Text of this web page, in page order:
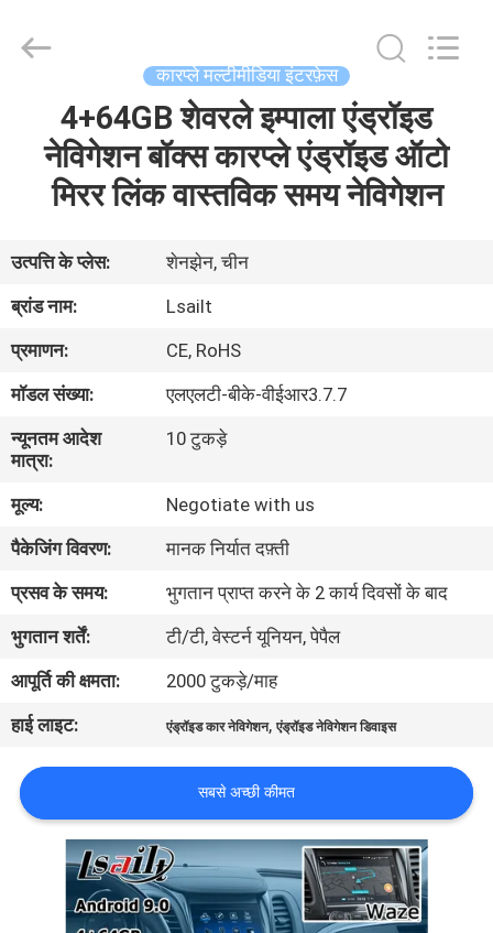
उत्पादों
वीडियो
बारे
में
कारखाना
भ्रमण
गुणवत्ता
नियंत्रण
संपर्क
करें
समाचार
मामलों
Electron
Co.,Ltd.
कारप्ले मल्टीमीडिया इंटरफ़ेस
4+64GB शेवरले इम्पाला एंड्रॉइड
नेविगेशन बॉक्स कारप्ले एंड्रॉइड ऑटो
मिरर लिंक वास्तविक समय नेविगेशन
उत्पत्ति के प्लेस:
शेनझेन, चीन
ब्रांड नाम:
Lsailt
प्रमाणन:
CE, RoHS
मॉडल संख्या:
एलएलटी-बीके-वीईआर3.7.7
न्यूनतम आदेश
मात्रा:
10 टुकड़े
मूल्य:
Negotiate with us
पैकेजिंग विवरण:
मानक निर्यात दफ़्ती
प्रसव के समय:
भुगतान प्राप्त करने के 2 कार्य दिवसों के बाद
भुगतान शर्तें:
टी/टी, वेस्टर्न यूनियन, पेपैल
आपूर्ति की क्षमता:
2000 टुकड़े/माह
हाई लाइट:
एंड्रॉइड कार नेविगेशन,एंड्रॉइड नेविगेशन डिवाइस
सबसे अच्छी कीमत